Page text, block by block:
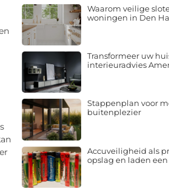
Waarom veilige
woningen in Den
Transformeer uw
interieuradvies
Stappenplan voor
buitenplezier
Accuveiligheid als
opslag en laden